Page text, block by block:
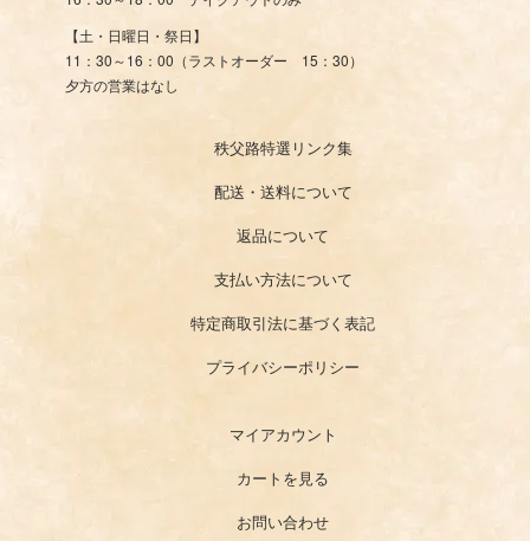
【土・日曜日・祭日】
11：30～16：00（ラストオーダー 15：30）
夕方の営業はなし
秩父路特選リンク集
配送・送料について
返品について
支払い方法について
特定商取引法に基づく表記
プライバシーポリシー
マイアカウント
カートを見る
お問い合わせ